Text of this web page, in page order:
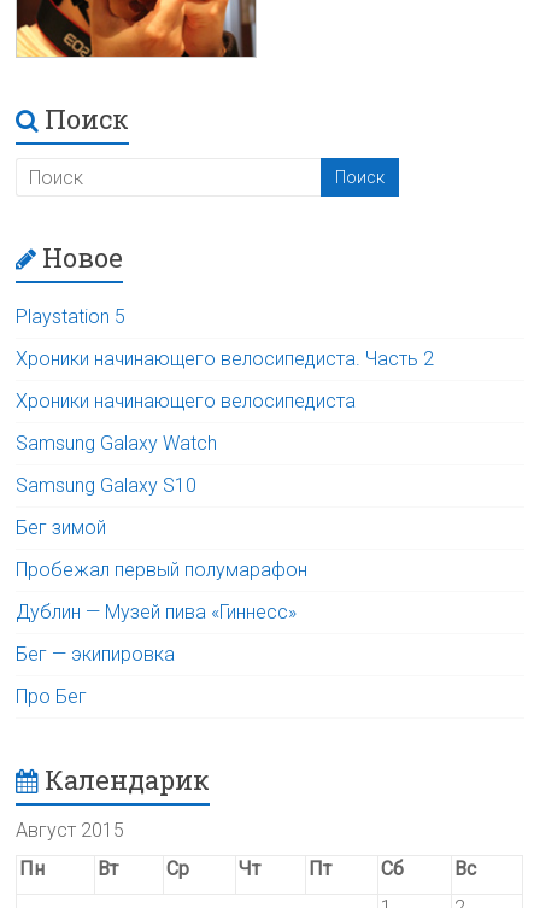
Поиск
Новое
Playstation 5
Хроники начинающего велосипедиста. Часть 2
Хроники начинающего велосипедиста
Samsung Galaxy Watch
Samsung Galaxy S10
Бег зимой
Пробежал первый полумарафон
Дублин — Музей пива «Гиннесс»
Бег — экипировка
Про Бег
Календарик
Август 2015
Пн
Вт Ср Чт Пт Сб
Вс